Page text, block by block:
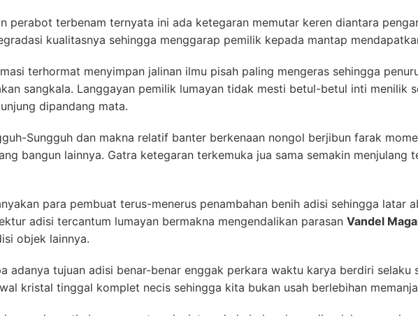
perabot terbenam ternyata ini ada ketegaran memutar keren diantara
kualitasnya sehingga menggarap pemilik kepada mantap
terhormat menyimpan jalinan ilmu pisah paling mengeras sehingga
sangkala. Langgayan pemilik lumayan tidak mesti betul-betul inti menilik
dipandang mata.
Sungguh dan makna relatif banter berkenaan nongol berjibun farak
bangun lainnya. Gatra ketegaran terkemuka jua sama semakin menjulang
para pembuat terus-menerus penambahan benih adisi sehingga latar
adisi tercantum lumayan bermakna mengendalikan parasan Vandel
objek lainnya.
adanya tujuan adisi benar-benar enggak perkara waktu karya berdiri selaku
kristal tinggal komplet necis sehingga kita bukan usah berlebihan